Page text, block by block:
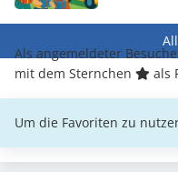
Als angemeldeter
mit dem Sternchen
als
Um die Favoriten zu